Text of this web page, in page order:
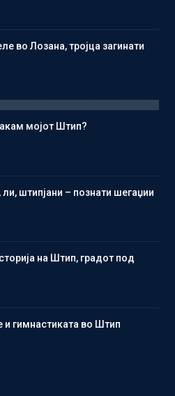
во Лозана, тројца загинати
мојот Штип?
ли, штипјани – познати шегаџии
на Штип, градот под
и гимнастиката во Штип